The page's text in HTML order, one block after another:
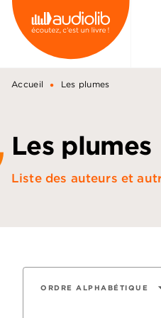
MENU RECHERCHE
PIED DE PAGE
Accueil • Les plumes
Les plumes
Liste des auteurs et
ORDRE ALPHABÉTIQUE